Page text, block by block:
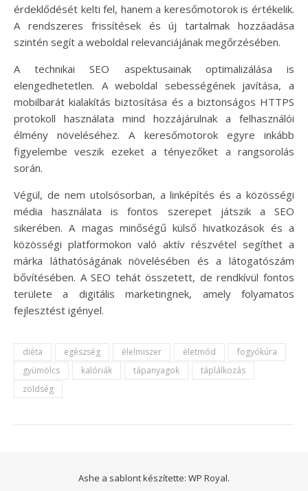
érdeklődését kelti fel, hanem a keresőmotorok is értékelik.
A rendszeres frissítések és új tartalmak hozzáadása
szintén segít a weboldal relevanciájának megőrzésében.
A technikai SEO aspektusainak optimalizálása is
elengedhetetlen. A weboldal sebességének javítása, a
mobilbarát kialakítás biztosítása és a biztonságos HTTPS
protokoll használata mind hozzájárulnak a felhasználói
élmény növeléséhez. A keresőmotorok egyre inkább
figyelembe veszik ezeket a tényezőket a rangsorolás
során.
Végül, de nem utolsósorban, a linképítés és a közösségi
média használata is fontos szerepet játszik a SEO
sikerében. A magas minőségű külső hivatkozások és a
közösségi platformokon való aktív részvétel segíthet a
márka láthatóságának növelésében és a látogatószám
bővítésében. A SEO tehát összetett, de rendkívül fontos
területe a digitális marketingnek, amely folyamatos
fejlesztést igényel.
diéta egészség élelmiszer életmód
fogyókúra
gyümölcs
kalóriák tápanyagok
táplálkozás
zöldség
Ashe a sablont készítette: WP Royal.